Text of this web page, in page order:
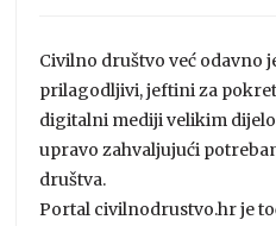
Civilno društvo već odavno
prilagodljivi, jeftini za
digitalni mediji velikim
upravo zahvaljujući
društva.
Portal civilnodrustvo.hr je